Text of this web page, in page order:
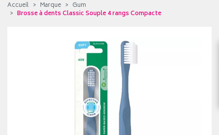
Accueil Marque
Gum
Brosse à dents Classic Souple 4 rangs Compacte